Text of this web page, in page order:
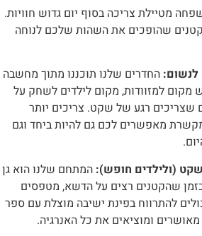
מטיילת צריכה בסוף יום גדוש חוויות.
שהופכים את השהות שלכם לנוחה
החדרים שלנו תוכננו מתוך מחשבה
למזוודות, מקום לילדים לשחק על
שצריכים רגע של שקט. צריכים יותר
מאפשרים לכם גם להיות ביחד וגם
(ולילדים חופש): המתחם שלנו הוא גן
בזמן שהקטנים רצים על הדשא, מטפסים
להתרווח בפינת ישיבה מוצלת עם ספר
ומוציאים את כל האנרגיה.